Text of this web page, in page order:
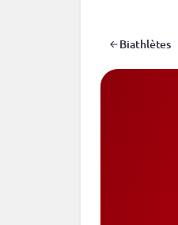
Biathlètes